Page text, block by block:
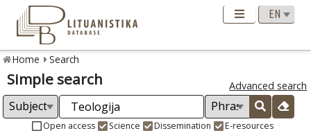
Home Search
Simple search Advanced search
Open access Science Dissemination E-resources